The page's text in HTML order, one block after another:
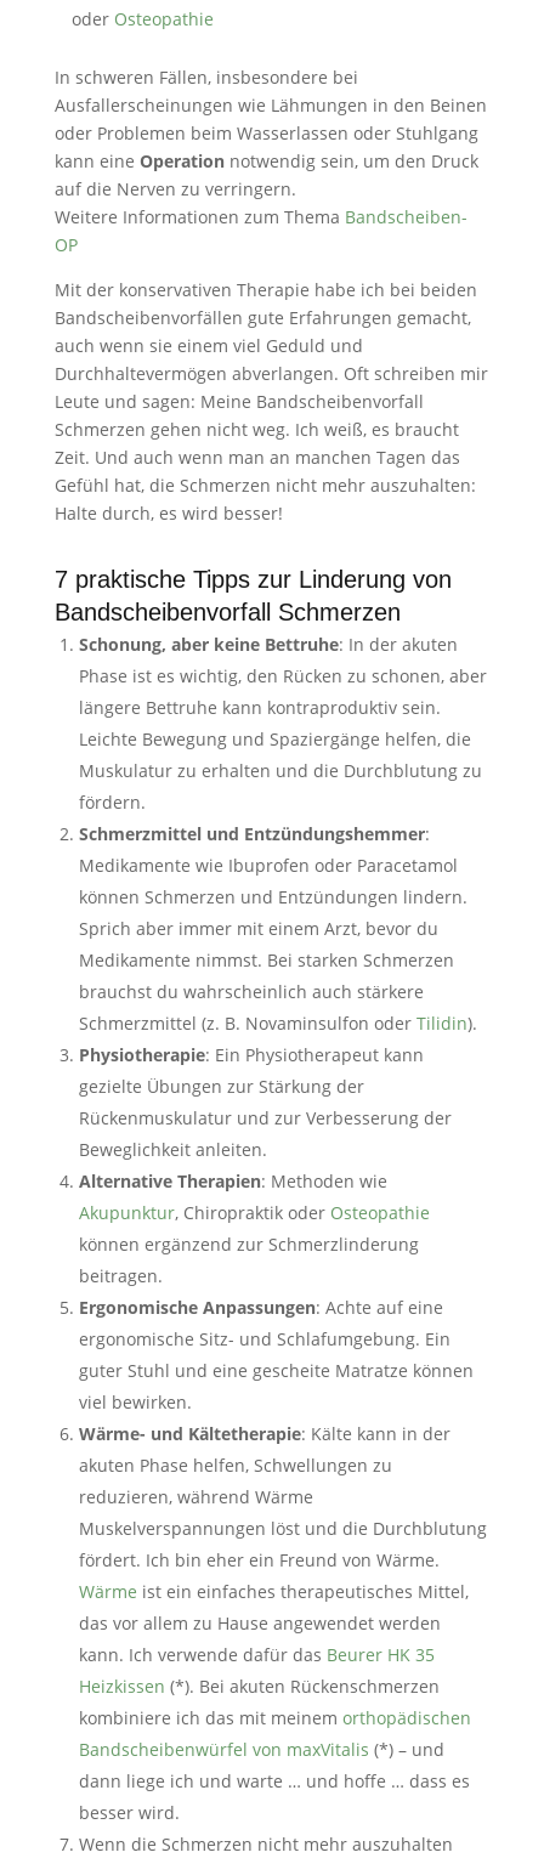
oder Osteopathie
In schweren Fällen, insbesondere bei
Ausfallerscheinungen wie Lähmungen in den Beinen
oder Problemen beim Wasserlassen oder Stuhlgang
kann eine Operationnotwendig sein, um den Druck
auf die Nerven zu verringern.
Weitere Informationen zum Thema Bandscheiben-
OP
Mit der konservativen Therapie habe ich bei beiden
Bandscheibenvorfällen gute Erfahrungen gemacht,
auch wenn sie einem viel Geduld und
Durchhaltevermögen abverlangen. Oft schreiben mir
Leute und sagen: Meine Bandscheibenvorfall
Schmerzen gehen nicht weg. Ich weiß, es braucht
Zeit. Und auch wenn man an manchen Tagen das
Gefühl hat, die Schmerzen nicht mehr auszuhalten:
Halte durch, es wird besser!
7 praktische Tipps zur Linderung von
Bandscheibenvorfall Schmerzen
Schonung, aber keine Bettruhe: In der akuten
Phase ist es wichtig, den Rücken zu schonen, aber
längere Bettruhe kann kontraproduktiv sein.
Leichte Bewegung und Spaziergänge helfen, die
Muskulatur zu erhalten und die Durchblutung zu
fördern.
Schmerzmittel und Entzündungshemmer:
Medikamente wie Ibuprofen oder Paracetamol
können Schmerzen und Entzündungen lindern.
Sprich aber immer mit einem Arzt, bevor du
Medikamente nimmst. Bei starken Schmerzen
brauchst du wahrscheinlich auch stärkere
Schmerzmittel (z. B. Novaminsulfon oder Tilidin).
Physiotherapie: Ein Physiotherapeut kann
gezielte Übungen zur Stärkung der
Rückenmuskulatur und zur Verbesserung der
Beweglichkeit anleiten.
Alternative Therapien: Methoden wie
Akupunktur, Chiropraktik oder Osteopathie
können ergänzend zur Schmerzlinderung
beitragen.
Ergonomische Anpassungen: Achte auf eine
ergonomische Sitz- und Schlafumgebung. Ein
guter Stuhl und eine gescheite Matratze können
viel bewirken.
Wärme- und Kältetherapie: Kälte kann in der
akuten Phase helfen, Schwellungen zu
reduzieren, während Wärme
Muskelverspannungen löst und die Durchblutung
fördert. Ich bin eher ein Freund von Wärme.
Wärme ist ein einfaches therapeutisches Mittel,
das vor allem zu Hause angewendet werden
kann. Ich verwende dafür das Beurer HK 35
Heizkissen (*). Bei akuten Rückenschmerzen
kombiniere ich das mit meinem orthopädischen
Bandscheibenwürfel von maxVitalis (*) – und
dann liege ich und warte … und hoffe … dass es
besser wird.
Wenn die Schmerzen nicht mehr auszuhalten